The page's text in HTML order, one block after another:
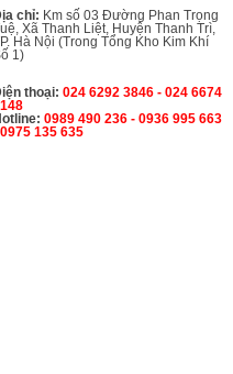
chỉ: Km số 03 Đường Phan Trọng
Xã Thanh Liệt, Huyện Thanh Trì,
Hà Nội (Trong Tổng Kho Kim Khí
1)
thoại: 024 6292 3846 - 024 6674
0989 490 236 - 0936 995 663
135 635